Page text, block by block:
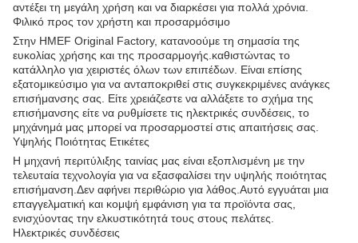
αντέξει τη μεγάλη χρήση και να διαρκέσει για πολλά χρόνια.
Φιλικό προς τον χρήστη και προσαρμόσιμο
Στην HMEF Original Factory, κατανοούμε τη σημασία της
ευκολίας χρήσης και της προσαρμογής.καθιστώντας το
κατάλληλο για χειριστές όλων των επιπέδων. Είναι επίσης
εξατομικεύσιμο για να ανταποκριθεί στις συγκεκριμένες ανάγκες
επισήμανσης σας. Είτε χρειάζεστε να αλλάξετε το σχήμα της
επισήμανσης είτε να ρυθμίσετε τις ηλεκτρικές συνδέσεις, το
μηχάνημά μας μπορεί να προσαρμοστεί στις απαιτήσεις σας.
Υψηλής Ποιότητας Ετικέτες
Η μηχανή περιτύλιξης ταινίας μας είναι εξοπλισμένη με την
τελευταία τεχνολογία για να εξασφαλίσει την υψηλής ποιότητας
επισήμανση.Δεν αφήνει περιθώριο για λάθος.Αυτό εγγυάται μια
επαγγελματική και κομψή εμφάνιση για τα προϊόντα σας,
ενισχύοντας την ελκυστικότητά τους στους πελάτες.
Ηλεκτρικές συνδέσεις